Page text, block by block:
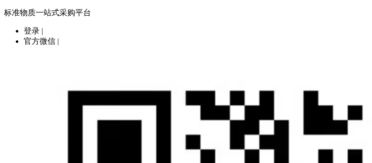
标准物质一站式采购平台
登录 |
官方微信 |